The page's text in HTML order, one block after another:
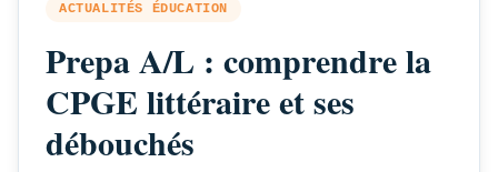
ACTUALITÉS ÉDUCATION
Prepa A/L : comprendre la
CPGE littéraire et ses
débouchés